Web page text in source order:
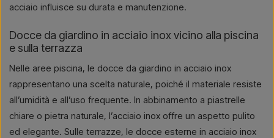
acciaio influisce su durata e manutenzione.
Docce da giardino in acciaio inox vicino alla piscina
e sulla terrazza
Nelle aree piscina, le docce da giardino in acciaio inox
rappresentano una scelta naturale, poiché il materiale resiste
all’umidità e all’uso frequente. In abbinamento a piastrelle
chiare o pietra naturale, l’acciaio inox offre un aspetto pulito
ed elegante. Sulle terrazze, le docce esterne in acciaio inox